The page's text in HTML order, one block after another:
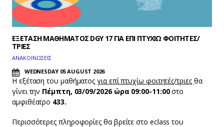
ΕΞΕΤΑΣΗ ΜΑΘΗΜΑΤΟΣ DGY 17 ΓΙΑ ΕΠΙ ΠΤΥΧΙΩ ΦΟΙΤΗΤΕΣ/
ΤΡΙΕΣ
ΑΝΑΚΟΙΝΩΣΕΙΣ
WEDNESDAY 05 AUGUST 2026
Η εξέταση του μαθήματοςγια επί πτυχίω φοιτητές/τριες θα
γίνει την Πέμπτη, 03/09/2026 ώρα 09:00-11:00στο
αμφιθέατρο 433.
Περισσότερες πληροφορίες θα βρείτε στο eclass του